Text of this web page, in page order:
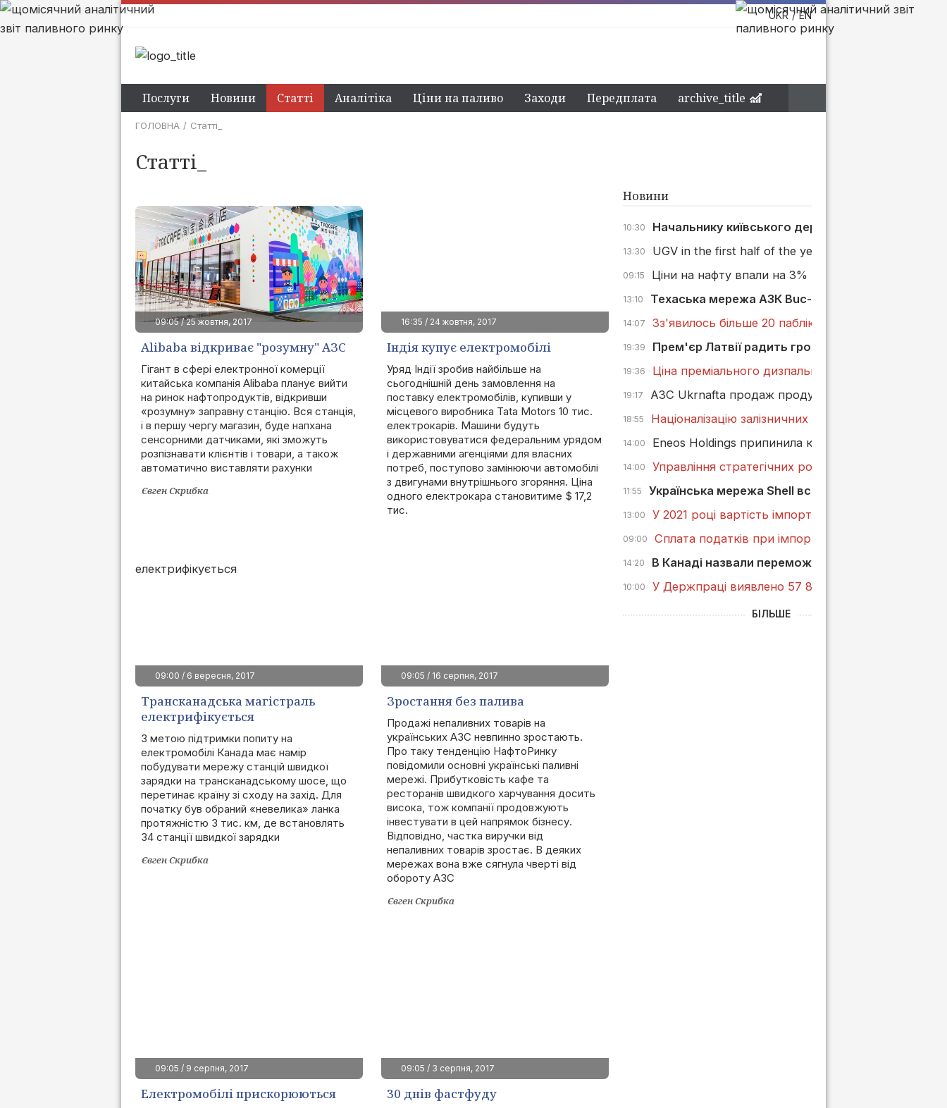
UKR EN
Послуги Новини Статті Аналітіка Ціни на паливо Заходи Передплата archive_title
ГОЛОВНА Статтi_
Статтi_
09:05 / 25 жовтня, 2017
Alibaba відкриває "розумну" АЗС
Гігант в сфері електронної комерції
китайська компанія Alibaba планує вийти
на ринок нафтопродуктів, відкривши
«розумну» заправну станцію. Вся станція,
і в першу чергу магазин, буде напхана
сенсорними датчиками, які зможуть
розпізнавати клієнтів і товари, а також
автоматично виставляти рахунки
Євген Скрибка
16:35 / 24 жовтня, 2017
Індія купує електромобілі
Уряд Індії зробив найбільше на
сьогоднішній день замовлення на
поставку електромобілів, купивши у
місцевого виробника Tata Motors 10 тис.
електрокарів. Машини будуть
використовуватися федеральним урядом
і державними агенціями для власних
потреб, поступово замінюючи автомобілі
з двигунами внутрішнього згоряння. Ціна
одного електрокара становитиме $ 17,2
тис.
09:00 / 6 вересня, 2017
Трансканадська магістраль
електрифікується
З метою підтримки попиту на
електромобілі Канада має намір
побудувати мережу станцій швидкої
зарядки на трансканадському шосе, що
перетинає країну зі сходу на захід. Для
початку був обраний «невелика» ланка
протяжністю 3 тис. км, де встановлять
34 станції швидкої зарядки
Євген Скрибка
09:05 / 16 серпня, 2017
Зростання без палива
Продажі непаливних товарів на
українських АЗС невпинно зростають.
Про таку тенденцію НафтоРинку
повідомили основні українські паливні
мережі. Прибутковість кафе та
ресторанів швидкого харчування досить
висока, тож компанії продовжують
інвестувати в цей напрямок бізнесу.
Відповідно, частка виручки від
непаливних товарів зростає. В деяких
мережах вона вже сягнула чверті від
обороту АЗС
Євген Скрибка
09:05 / 9 серпня, 2017
Електромобілі прискорюються
09:05 / 3 серпня, 2017
30 днів фастфуду
Новини
10:30 Начальнику київського держпідприємства
13:30 UGV in the first half of the year drilled a record 157
09:15 Ціни на нафту впали на 3% після заяви Новака
13:10 Техаська мережа АЗК Buc-ee's відкрила першу
14:07 Зз'явилось більше 20 пабліків про наявність
19:39 Прем'єр Латвії радить громадянам ходити
19:36 Ціна преміального дизпального на АЗС має бути
19:17 АЗС Ukrnafta продаж продукції Nestle припиняє
18:55 Націоналізацію залізничних цистерн
14:00 Eneos Holdings припинила купувати російську
14:00 Управління стратегічних розслідувань на
11:55 Українська мережа Shell встановила
13:00 У 2021 році вартість імпортних бензинів і ДП
09:00 Сплата податків при імпорті бензинів і ДП в
14:20 В Канаді назвали переможців конкурсу на
10:00 У Держпраці виявлено 57 849 порушень на АЗС із
БІЛЬШЕ